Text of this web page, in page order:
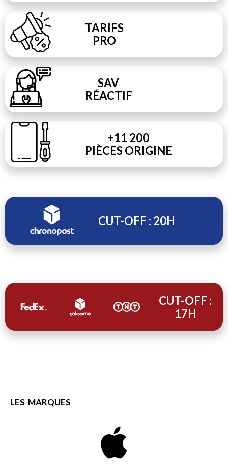
TARIFS
PRO
SAV
RÉACTIF
+11 200
PIÈCES ORIGINE
CUT-OFF : 20H
CUT-OFF :
17H
LES MARQUES